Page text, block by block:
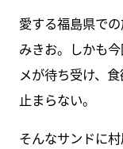
愛する福島県で
みきお。しかも
メが待ち受け、
止まらない。
そんなサンドに